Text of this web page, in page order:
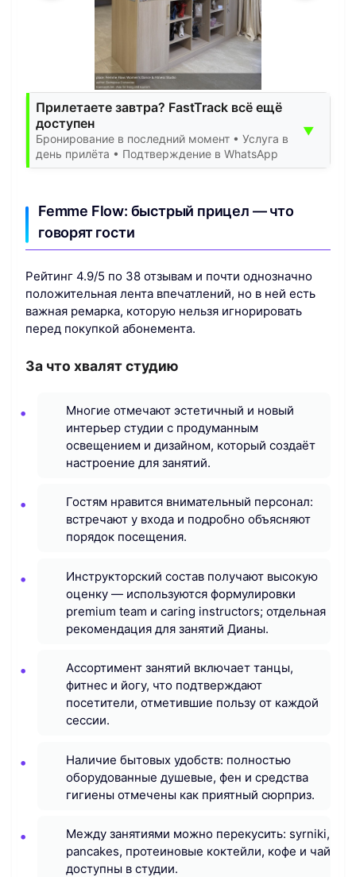
Прилетаете завтра? FastTrack всё ещё
доступен
Бронирование в последний момент • Услуга в
день прилёта • Подтверждение в WhatsApp
▼
Femme Flow: быстрый прицел — что
говорят гости
Рейтинг 4.9/5 по 38 отзывам и почти однозначно
положительная лента впечатлений, но в ней есть
важная ремарка, которую нельзя игнорировать
перед покупкой абонемента.
За что хвалят студию
Многие отмечают эстетичный и новый
интерьер студии с продуманным
освещением и дизайном, который создаёт
настроение для занятий.
Гостям нравится внимательный персонал:
встречают у входа и подробно объясняют
порядок посещения.
Инструкторский состав получают высокую
оценку — используются формулировки
premium team и caring instructors; отдельная
рекомендация для занятий Дианы.
Ассортимент занятий включает танцы,
фитнес и йогу, что подтверждают
посетители, отметившие пользу от каждой
сессии.
Наличие бытовых удобств: полностью
оборудованные душевые, фен и средства
гигиены отмечены как приятный сюрприз.
Между занятиями можно перекусить: syrniki,
pancakes, протеиновые коктейли, кофе и чай
доступны в студии.